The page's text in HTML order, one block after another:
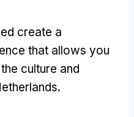
create a
that allows you
culture and
.